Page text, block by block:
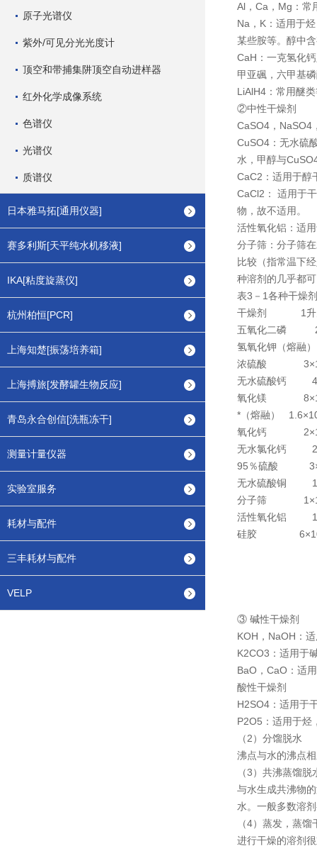
原子光谱仪
紫外/可见分光光度计
顶空和带捕集阱顶空自动进样器
红外化学成像系统
色谱仪
光谱仪
质谱仪
日本雅马拓[通用仪器]
赛多利斯[天平纯水机移液]
IKA[粘度旋蒸仪]
杭州柏恒[PCR]
上海知楚[振荡培养箱]
上海搏旅[发酵罐生物反应]
青岛永合创信[洗瓶冻干]
测量计量仪器
实验室服务
耗材与配件
三丰耗材与配件
VELP
Al，Ca，Mg：常
Na，K：适用于
某些胺等。醇中
CaH：一克氢化
甲亚碸，六甲基
LiAlH4：常用醚
②中性干燥剂
CaSO4，NaSO4
CuSO4：无水硫
水，甲醇与
CaC2：适用于醇
CaCl2： 适用于
物，故不适用。
活性氧化铝：适
分子筛：分子筛
比较（指常温下
种溶剂的几乎都
表3－1各种干燥
干燥剂
1
五氧化二磷
氢氧化钾（熔融）
浓硫酸 3
无水硫酸钙 4
氧化镁 8
*（熔融）
1.6
氧化钙 2
无水氯化钙 2
95％硫酸 3
无水硫酸铜
分子筛 1
活性氧化铝
硅胶 6
③ 碱性干燥剂
KOH，NaOH：
K2CO3：适用于
BaO，CaO：适
酸性干燥剂
H2SO4：适用于
P2O5：适用于烃
（2）分馏脱水
沸点与水的沸点
（3）共沸蒸馏脱
与水生成共沸物
水。一般多数溶
（4）蒸发，蒸馏
进行干燥的溶剂